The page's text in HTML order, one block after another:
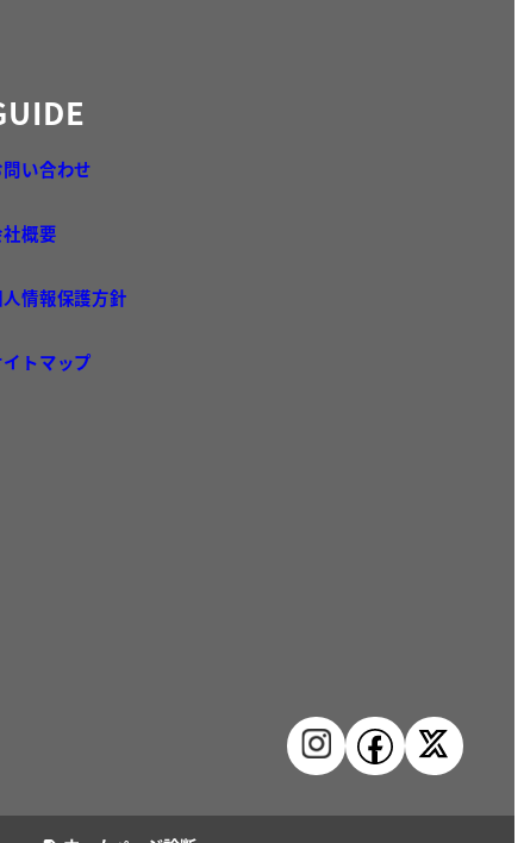
い合わせ
概要
情報保護方針
トマップ